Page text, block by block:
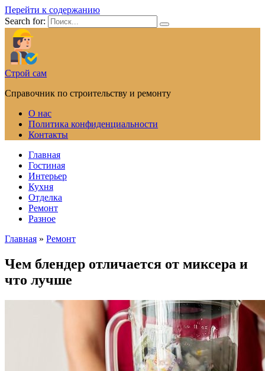
Перейти к содержанию
Search for:
Строй сам
Справочник по строительству и ремонту
О нас
Политика конфиденциальности
Контакты
Главная
Гостиная
Интерьер
Кухня
Отделка
Ремонт
Разное
Главная » Ремонт
Чем блендер отличается от миксера и
что лучше